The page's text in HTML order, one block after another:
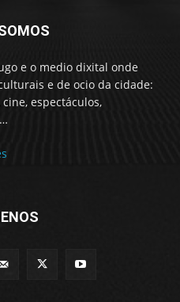
e o medio dixital onde
e de ocio da cidade:
espectáculos,